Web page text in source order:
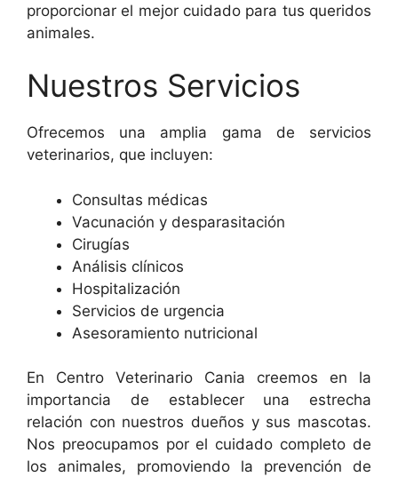
proporcionar el mejor cuidado para tus queridos
animales.
Nuestros Servicios
Ofrecemos una amplia gama de servicios
veterinarios, que incluyen:
Consultas médicas
Vacunación y desparasitación
Cirugías
Análisis clínicos
Hospitalización
Servicios de urgencia
Asesoramiento nutricional
En Centro Veterinario Cania creemos en la
importancia de establecer una estrecha
relación con nuestros dueños y sus mascotas.
Nos preocupamos por el cuidado completo de
los animales, promoviendo la prevención de